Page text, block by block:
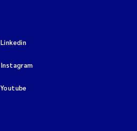
Linkedin
Instagram
Youtube